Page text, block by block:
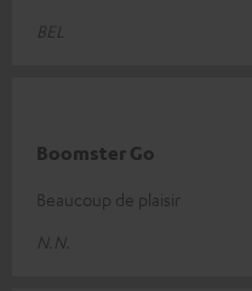
BEL
Boomster Go
Beaucoup de plaisir
N.N.